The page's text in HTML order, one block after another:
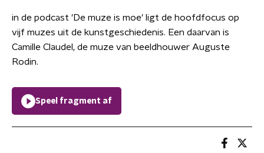
in de podcast 'De muze is moe' ligt de hoofdfocus op
vijf muzes uit de kunstgeschiedenis. Een daarvan is
Camille Claudel, de muze van beeldhouwer Auguste
Rodin.
Speel fragment af